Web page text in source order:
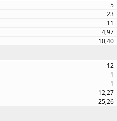
5
23
11
4,97
10,40
12
1
1
12,27
25,26